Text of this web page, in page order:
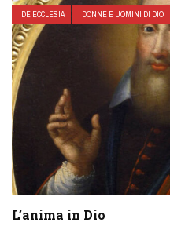
DE ECCLESIA DONNE E UOMINI DI DIO
L’anima in Dio